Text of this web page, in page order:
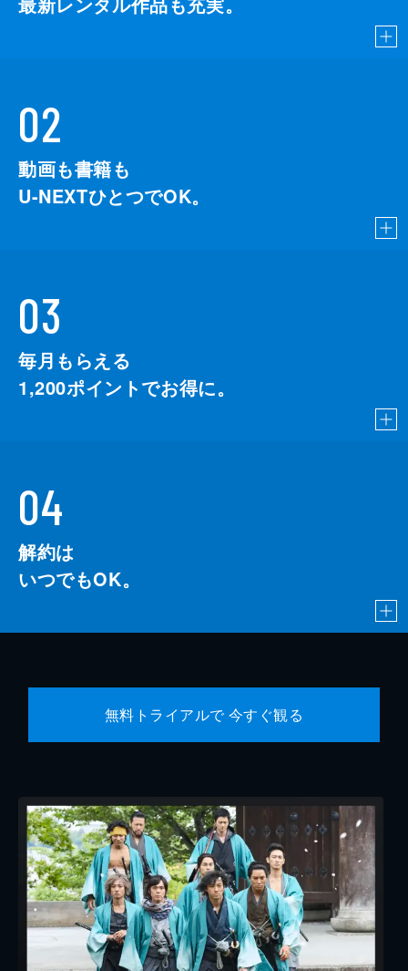
02
動画も書籍も
U-NEXTひとつでOK。
03
毎月もらえる
1,200ポイントでお得に。
04
解約は
いつでもOK。
無料トライアルで 今すぐ観る